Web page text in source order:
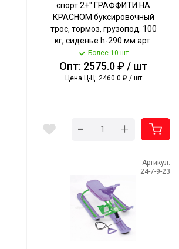
спорт 2+" ГРАФФИТИ НА
КРАСНОМ буксировочный
трос, тормоз, грузопод. 100
кг, сиденье h-290 мм арт.
ТС2+/GR NIKA [1]
Более 10 шт
Опт: 2575.0 ₽ / шт
Цена Ц-Ц: 2460.0 ₽ / шт
- +
Артикул:
24-7-9-23